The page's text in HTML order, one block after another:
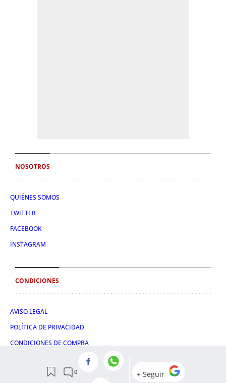
NOSOTROS
QUIÉNES SOMOS
TWITTER
FACEBOOK
INSTAGRAM
CONDICIONES
AVISO LEGAL
POLÍTICA DE PRIVACIDAD
CONDICIONES DE COMPRA